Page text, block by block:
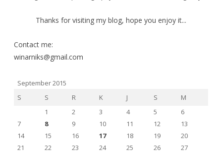
Thanks for visiting my blog, hope you enjoy it...
Contact me:
winarniks@gmail.com
September 2015
S
S R K J S
M
1
2 3 4 5
6
7
8 9 10 11 12
13
14
15 16 17 18 19
20
21
22 23 24 25 26
27